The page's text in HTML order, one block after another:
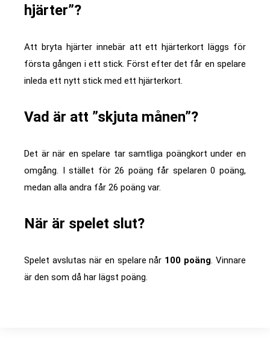
hjärter”?
Att bryta hjärter innebär att ett hjärterkort läggs för
första gången i ett stick. Först efter det får en spelare
inleda ett nytt stick med ett hjärterkort.
Vad är att ”skjuta månen”?
Det är när en spelare tar samtliga poängkort under en
omgång. I stället för 26 poäng får spelaren 0 poäng,
medan alla andra får 26 poäng var.
När är spelet slut?
Spelet avslutas när en spelare når 100 poäng. Vinnare
är den som då har lägst poäng.